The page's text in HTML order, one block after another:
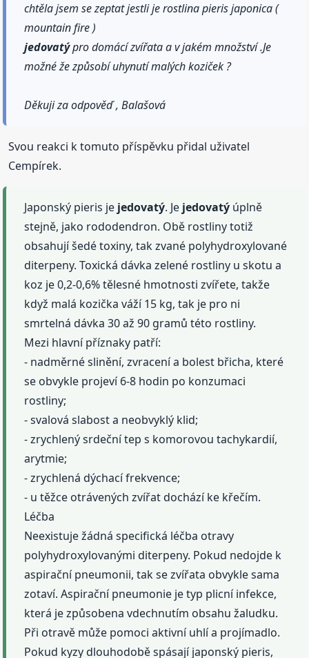
chtěla jsem se zeptat jestli je rostlina pieris japonica (
mountain fire )
jedovatýpro domácí zvířata a v jakém množství .Je
možné že způsobí uhynutí malých koziček ?
Děkuji za odpověď , Balašová
Svou reakci k tomuto příspěvku přidal uživatel
Cempírek.
Japonský pieris je jedovatý. Je jedovatý úplně
stejně, jako rododendron. Obě rostliny totiž
obsahují šedé toxiny, tak zvané polyhydroxylované
diterpeny. Toxická dávka zelené rostliny u skotu a
koz je 0,2-0,6% tělesné hmotnosti zvířete, takže
když malá kozička váží 15 kg, tak je pro ni
smrtelná dávka 30 až 90 gramů této rostliny.
Mezi hlavní příznaky patří:
- nadměrné slinění, zvracení a bolest břicha, které
se obvykle projeví 6-8 hodin po konzumaci
rostliny;
- svalová slabost a neobvyklý klid;
- zrychlený srdeční tep s komorovou tachykardií,
arytmie;
- zrychlená dýchací frekvence;
- u těžce otrávených zvířat dochází ke křečím.
Léčba
Neexistuje žádná specifická léčba otravy
polyhydroxylovanými diterpeny. Pokud nedojde k
aspirační pneumonii, tak se zvířata obvykle sama
zotaví. Aspirační pneumonie je typ plicní infekce,
která je způsobena vdechnutím obsahu žaludku.
Při otravě může pomoci aktivní uhlí a projímadlo.
Pokud kyzy dlouhodobě spásají japonský pieris,